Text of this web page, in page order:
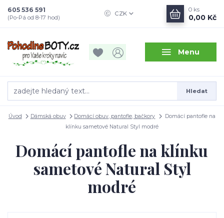
Menu
CZK
Hledat
605 536 591
(Po-Pá od 8-17 hod)
0 ks
0,00 Kč
Úvod Dámská obuv Domácí obuv, pantofle, bačkory
Domácí pantofle na
klínku sametové Natural Styl modré
Domácí pantofle na klínku
sametové Natural Styl
modré